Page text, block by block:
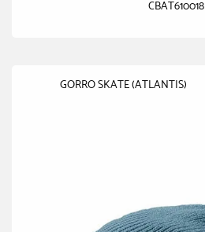
CBAT610018
GORRO SKATE (ATLANTIS)